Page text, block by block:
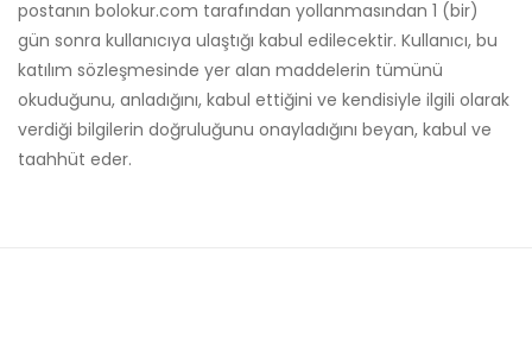
postanın bolokur.com tarafından yollanmasından 1 (bir)
gün sonra kullanıcıya ulaştığı kabul edilecektir. Kullanıcı, bu
katılım sözleşmesinde yer alan maddelerin tümünü
okuduğunu, anladığını, kabul ettiğini ve kendisiyle ilgili olarak
verdiği bilgilerin doğruluğunu onayladığını beyan, kabul ve
taahhüt eder.